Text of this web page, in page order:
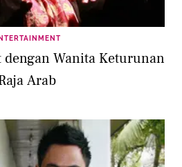
Wanita Keturunan
Arab